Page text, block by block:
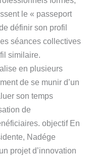
le « passeport
définir son profil
séances collectives
similaire.
en plusieurs
de se munir d’un
son temps
de
objectif En
Nadége
projet d’innovation